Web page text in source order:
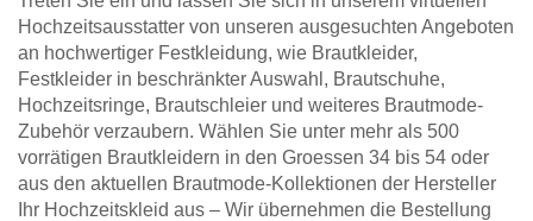
Hochzeitsausstatter von unseren ausgesuchten Angeboten
an hochwertiger Festkleidung, wie Brautkleider,
Festkleider in beschränkter Auswahl, Brautschuhe,
Hochzeitsringe, Brautschleier und weiteres Brautmode-
Zubehör verzaubern. Wählen Sie unter mehr als 500
vorrätigen Brautkleidern in den Groessen 34 bis 54 oder
aus den aktuellen Brautmode-Kollektionen der Hersteller
Ihr Hochzeitskleid aus – Wir übernehmen die Bestellung